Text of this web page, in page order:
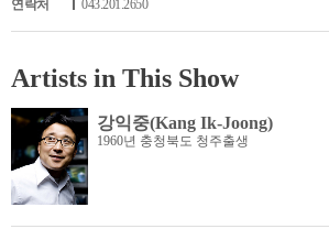
연락처 043.201.2650
Artists in This Show
강익중(Kang Ik-Joong)
1960년 충청북도 청주출생